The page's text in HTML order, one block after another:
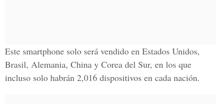
Este smartphone solo será vendido en Estados Unidos,
Brasil, Alemania, China y Corea del Sur, en los que
incluso solo habrán 2,016 dispositivos en cada nación.